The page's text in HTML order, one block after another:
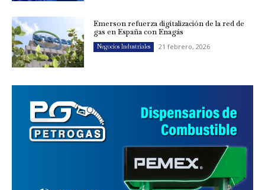
Emerson refuerza digitalización de la red de
gas en España con Enagás
Negocios Industriales 21 febrero, 2026